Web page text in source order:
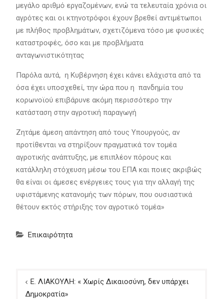
μεγάλο αριθμό εργαζομένων, ενώ τα τελευταία χρόνια οι
αγρότες και οι κτηνοτρόφοι έχουν βρεθεί αντιμέτωποι
με πλήθος προβλημάτων, σχετιζόμενα τόσο με φυσικές
καταστροφές, όσο και με προβλήματα
ανταγωνιστικότητας
Παρόλα αυτά, η Κυβέρνηση έχει κάνει ελάχιστα από τα
όσα έχει υποσχεθεί, την ώρα που η πανδημία του
κορωνοϊού επιβάρυνε ακόμη περισσότερο την
κατάσταση στην αγροτική παραγωγή
Ζητάμε άμεση απάντηση από τους Υπουργούς, αν
προτίθενται να στηρίξουν πραγματικά τον τομέα
αγροτικής ανάπτυξης, με επιπλέον πόρους και
κατάλληλη στόχευση μέσω του ΕΠΑ και ποιες ακριβώς
θα είναι οι άμεσες ενέργειες τους για την αλλαγή της
υφιστάμενης κατανομής των πόρων, που ουσιαστικά
θέτουν εκτός στήριξης τον αγροτικό τομέα»
Επικαιρότητα
άρθρων
Ε. ΛΙΑΚΟΥΛΗ: « Χωρίς Δικαιοσύνη, δεν υπάρχει
Δημοκρατία»